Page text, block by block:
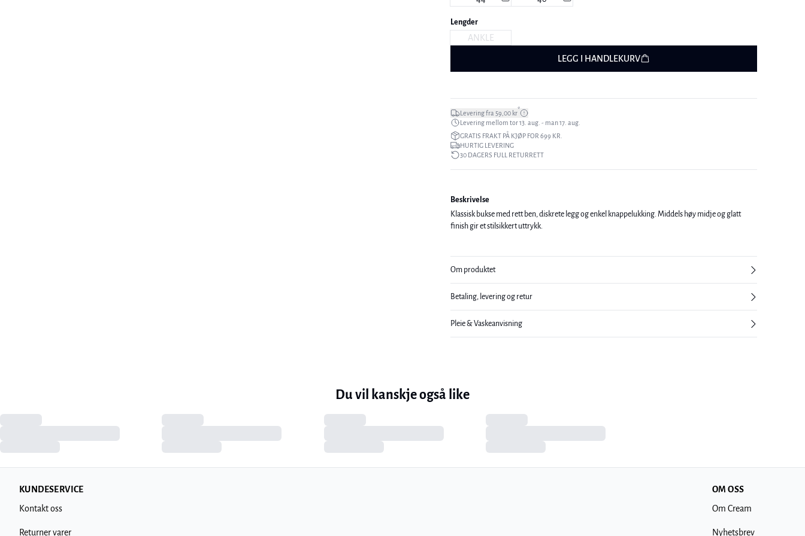
Lengder
ANKLE
LEGG I HANDLEKURV
Levering fra 59,00 kr*
Levering mellom tor 13. aug. - man 17. aug.
GRATIS FRAKT PÅ KJØP FOR 699 KR.
HURTIG LEVERING
30 DAGERS FULL RETURRETT
Beskrivelse
Klassisk bukse med rett ben, diskrete legg og enkel knappelukking. Middels høy midje og glatt
finish gir et stilsikkert uttrykk.
Om produktet
Betaling, levering og retur
Pleie & Vaskeanvisning
Du vil kanskje også like
KUNDESERVICE
Kontakt oss
Returner varer
OM OSS
Om Cream
Nyhetsbrev